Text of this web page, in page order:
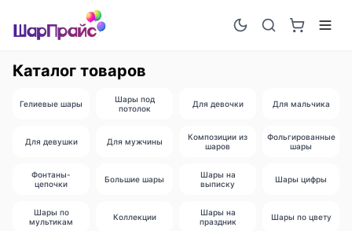
Каталог товаров
Гелиевые шары
Шары под
потолок
Для девочки Для мальчика
Для девушки Для мужчины
Композиции из
шаров
Фольгированные
шары
Фонтаны-
цепочки
Большие шары
Шары на
выписку
Шары цифры
Шары по
мультикам
Коллекции
Шары на
праздник
Шары по цвету